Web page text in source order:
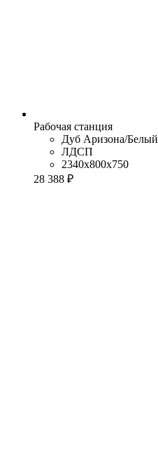
Рабочая станция
Дуб Аризона/Белый
ЛДСП
2340x800x750
28 388 ₽